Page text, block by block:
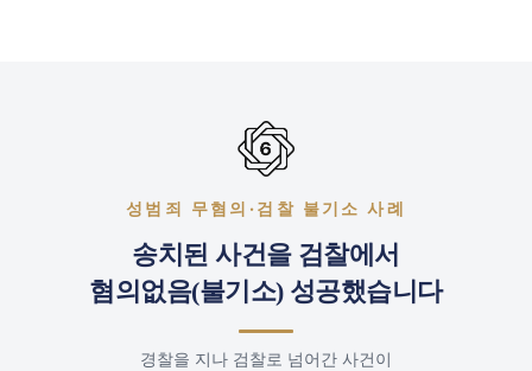
성범죄 무혐의·검찰 불기소 사례
송치된 사건을 검찰에서
혐의없음(불기소) 성공했습니다
경찰을 지나 검찰로 넘어간 사건이